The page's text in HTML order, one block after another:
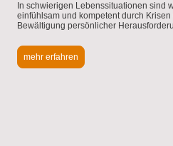
In schwierigen Lebenssituationen sind
einfühlsam und kompetent durch
Bewältigung persönlicher
mehr erfahren